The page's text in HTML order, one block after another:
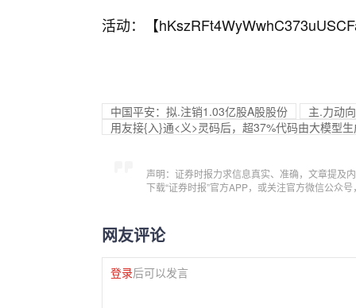
活动：【
中国平安：拟.注销1.03亿股A股股份
主.力动
用友接{入}通<义>灵码后，超37%代码由大模型
声明：证券时报力求信息真实、准确，文章提及
下载“证券时报”官方APP，或关注官方微信公众
网友评论
登录后可以发言